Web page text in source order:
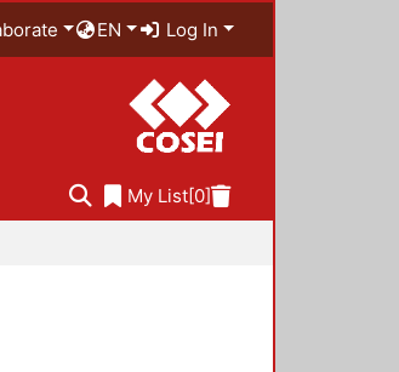
EN Log In
My List[0]